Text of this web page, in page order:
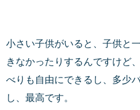
小さい子供がいると、子供と
きなかったりするんですけど
べりも自由にできるし、多少
し、最高です。